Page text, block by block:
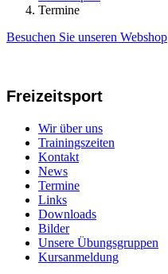
Termine
Besuchen Sie unseren Webshop
Freizeitsport
Wir über uns
Trainingszeiten
Kontakt
News
Termine
Links
Downloads
Bilder
Unsere Übungsgruppen
Kursanmeldung